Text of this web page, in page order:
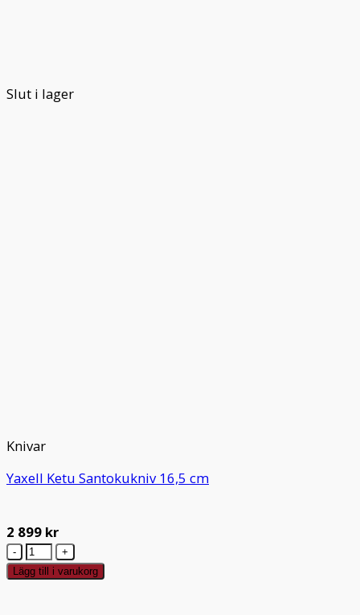
Slut i lager
Knivar
Yaxell Ketu Santokukniv 16,5 cm
2 899 kr
Yaxell
Ketu
Lägg till i varukorg